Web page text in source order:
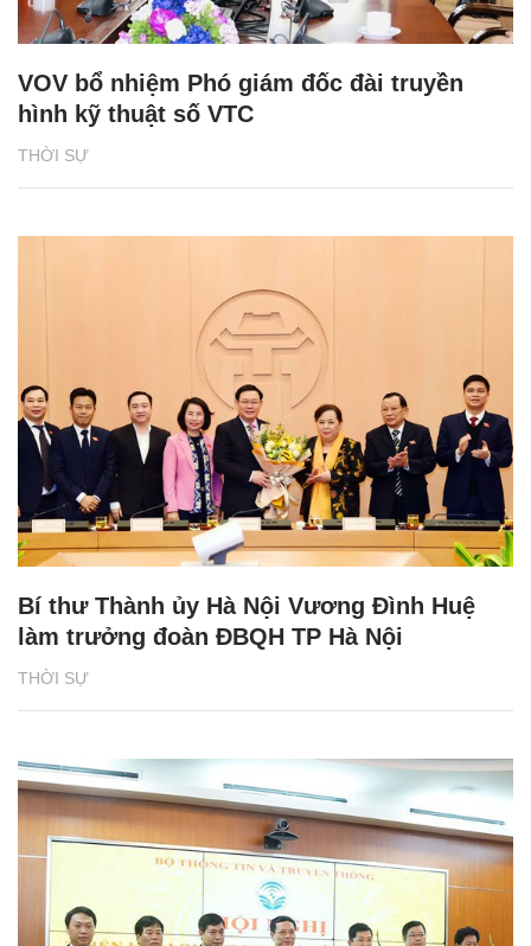
THỜI SỰ
VOV bổ nhiệm Phó giám đốc đài truyền
hình kỹ thuật số VTC
THỜI SỰ
Bí thư Thành ủy Hà Nội Vương Đình Huệ
làm trưởng đoàn ĐBQH TP Hà Nội